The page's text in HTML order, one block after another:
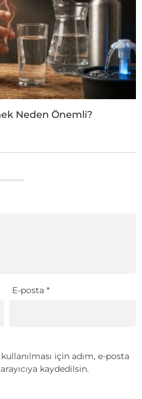
Neden Önemli?
E-posta*
için adım, e-posta
kaydedilsin.